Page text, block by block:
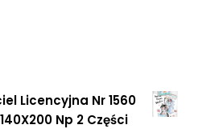
Licencyjna Nr 1560
Np 2 Części